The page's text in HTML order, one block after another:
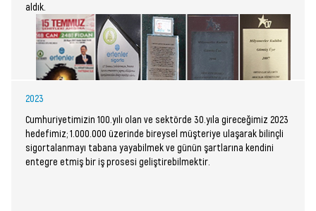
aldık.
2023
Cumhuriyetimizin 100.yılı olan ve sektörde 30.yıla gireceğimiz 2023
hedefimiz; 1.000.000 üzerinde bireysel müşteriye ulaşarak bilinçli
sigortalanmayı tabana yayabilmek ve günün şartlarına kendini
entegre etmiş bir iş prosesi geliştirebilmektir.